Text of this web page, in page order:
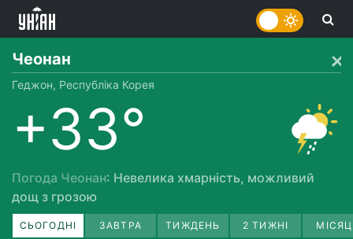
Чеонан
Геджон, Республіка Корея
+33°
Погода Чеонан: Невелика хмарність, можливий
дощ з грозою
СЬОГОДНІ ЗАВТРА ТИЖДЕНЬ 2 ТИЖНІ